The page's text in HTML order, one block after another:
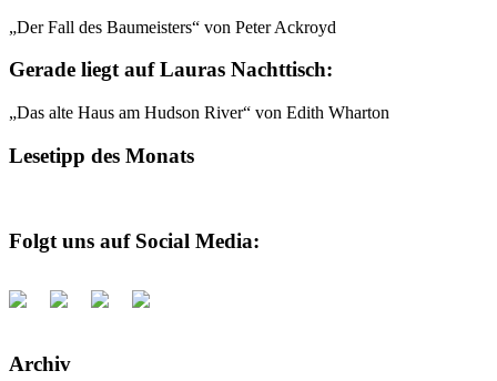
„Der Fall des Baumeisters“ von Peter Ackroyd
Gerade liegt auf Lauras Nachttisch:
„Das alte Haus am Hudson River“ von Edith Wharton
Lesetipp des Monats
Folgt uns auf Social Media:
Archiv